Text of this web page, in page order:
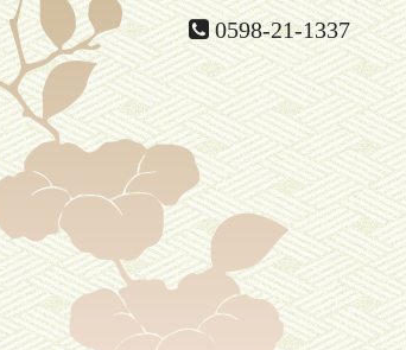
0598-21-1337